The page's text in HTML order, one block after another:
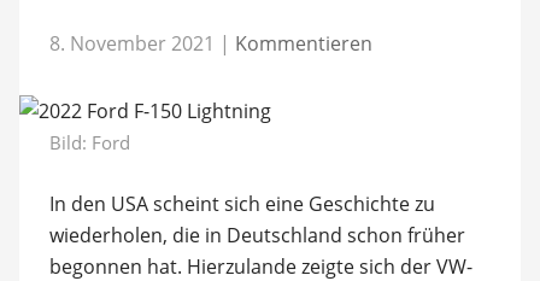
8. November 2021 | Kommentieren
Bild: Ford
In den USA scheint sich eine Geschichte zu
wiederholen, die in Deutschland schon früher
begonnen hat. Hierzulande zeigte sich der VW-